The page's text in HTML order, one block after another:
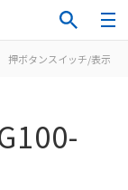
押ボタンスイッチ/表示灯